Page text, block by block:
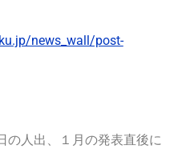
news_wall/post-
の人出、１月の発表直後に